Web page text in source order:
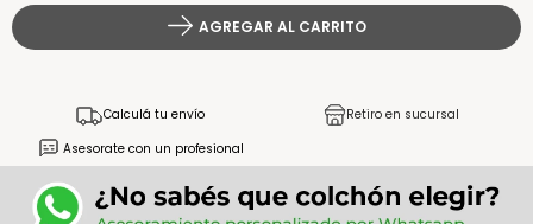
AGREGAR AL CARRITO
Calculá tu envío
Retiro en sucursal
Asesorate con un profesional